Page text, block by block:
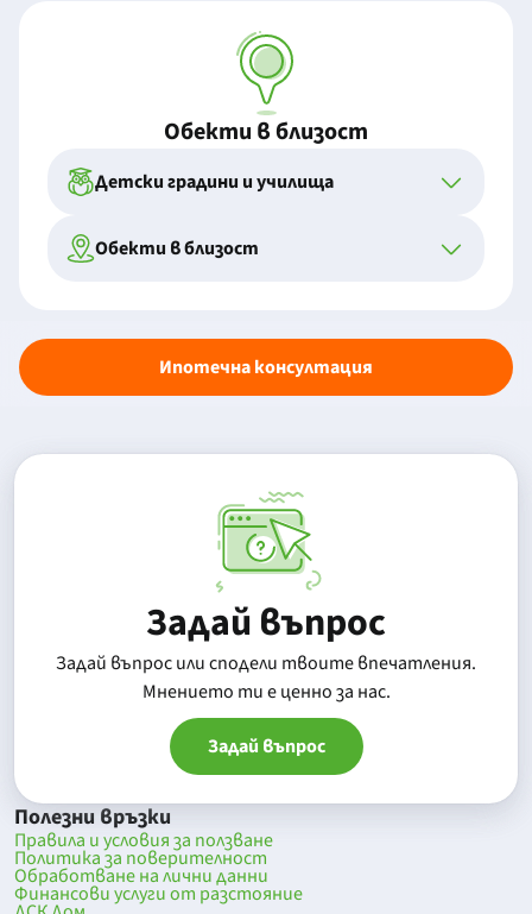
Обекти в близост
Детски градини и училища
Обекти в близост
Ипотечна консултация
Задай въпрос
Задай въпрос или сподели твоите впечатления.
Mнението ти е ценно за нас.
Задай въпрос
Полезни връзки
Правила и условия за ползване
Политика за поверителност
Обработване на лични данни
Финансови услуги от разстояние